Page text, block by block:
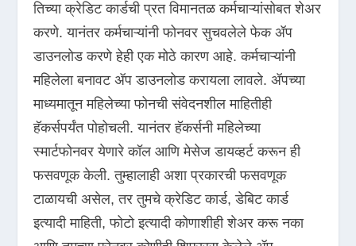
तिच्या क्रेडिट कार्डची प्रत विमानतळ कर्मचाऱ्यांसोबत शेअर
करणे. यानंतर कर्मचाऱ्यांनी फोनवर सुचवलेले फेक ॲप
डाउनलोड करणे हेही एक मोठे कारण आहे. कर्मचाऱ्यांनी
महिलेला बनावट ॲप डाउनलोड करायला लावले. ॲपच्या
माध्यमातून महिलेच्या फोनची संवेदनशील माहितीही
हॅकर्सपर्यंत पोहोचली. यानंतर हॅकर्सनी महिलेच्या
स्मार्टफोनवर येणारे कॉल आणि मेसेज डायव्हर्ट करून ही
फसवणूक केली. तुम्हालाही अशा प्रकारची फसवणूक
टाळायची असेल, तर तुमचे क्रेडिट कार्ड, डेबिट कार्ड
इत्यादी माहिती, फोटो इत्यादी कोणाशीही शेअर करू नका